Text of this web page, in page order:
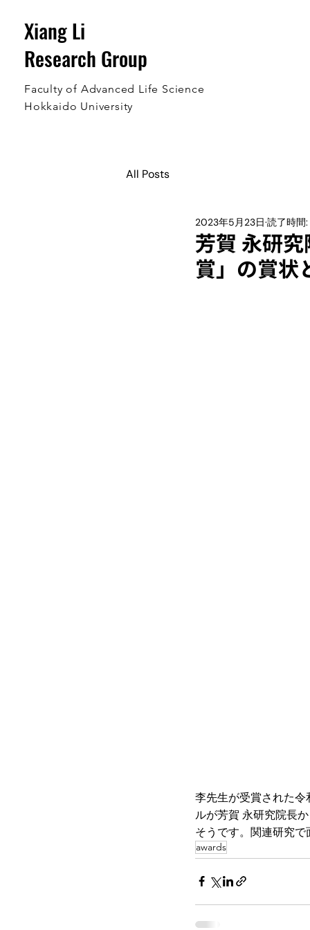
Xiang Li
Research Group
Faculty of Advanced Life Science
Hokkaido University
All Posts
芳賀 永研
賞」の賞状
2023年5月23日 読了時間:
李先生が受賞された
ルが芳賀 永研究院長
そうです。関連研究
awards